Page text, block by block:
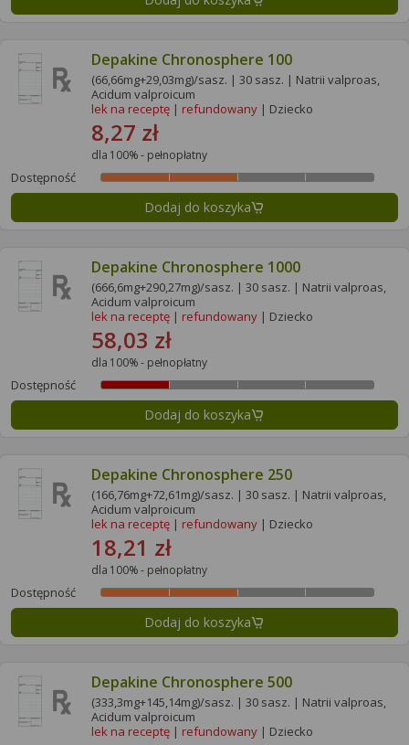
Depakine Chronosphere 100
(66,66mg+29,03mg)/sasz. | 30 sasz. | Natrii valproas,
Acidum valproicum
lek na receptę | refundowany | Dziecko
8,27 zł
dla 100% - pełnopłatny
Dostępność
Dodaj do koszyka
Depakine Chronosphere 1000
(666,6mg+290,27mg)/sasz. | 30 sasz. | Natrii valproas,
Acidum valproicum
lek na receptę | refundowany | Dziecko
58,03 zł
dla 100% - pełnopłatny
Dostępność
Dodaj do koszyka
Depakine Chronosphere 250
(166,76mg+72,61mg)/sasz. | 30 sasz. | Natrii valproas,
Acidum valproicum
lek na receptę | refundowany | Dziecko
18,21 zł
dla 100% - pełnopłatny
Dostępność
Dodaj do koszyka
Depakine Chronosphere 500
(333,3mg+145,14mg)/sasz. | 30 sasz. | Natrii valproas,
Acidum valproicum
lek na receptę | refundowany | Dziecko